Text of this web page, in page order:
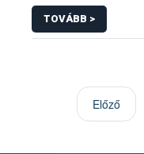
TOVÁBB >
Előző